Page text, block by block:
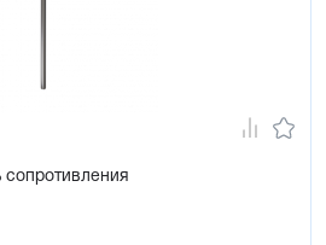
сопротивления